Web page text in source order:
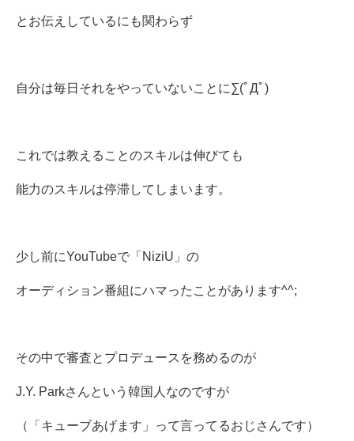
とお伝えしているにも関わらず
自分は毎日それをやっていないことに∑(ﾟДﾟ)
これでは教えることのスキルは伸びても
能力のスキルは停滞してしまいます。
少し前にYouTubeで「NiziU」の
オーディション番組にハマったことがあります^^;
その中で審査とプロデュースを務めるのが
J.Y. Parkさんという韓国人なのですが
（「キューブあげます」って言ってるおじさんです）